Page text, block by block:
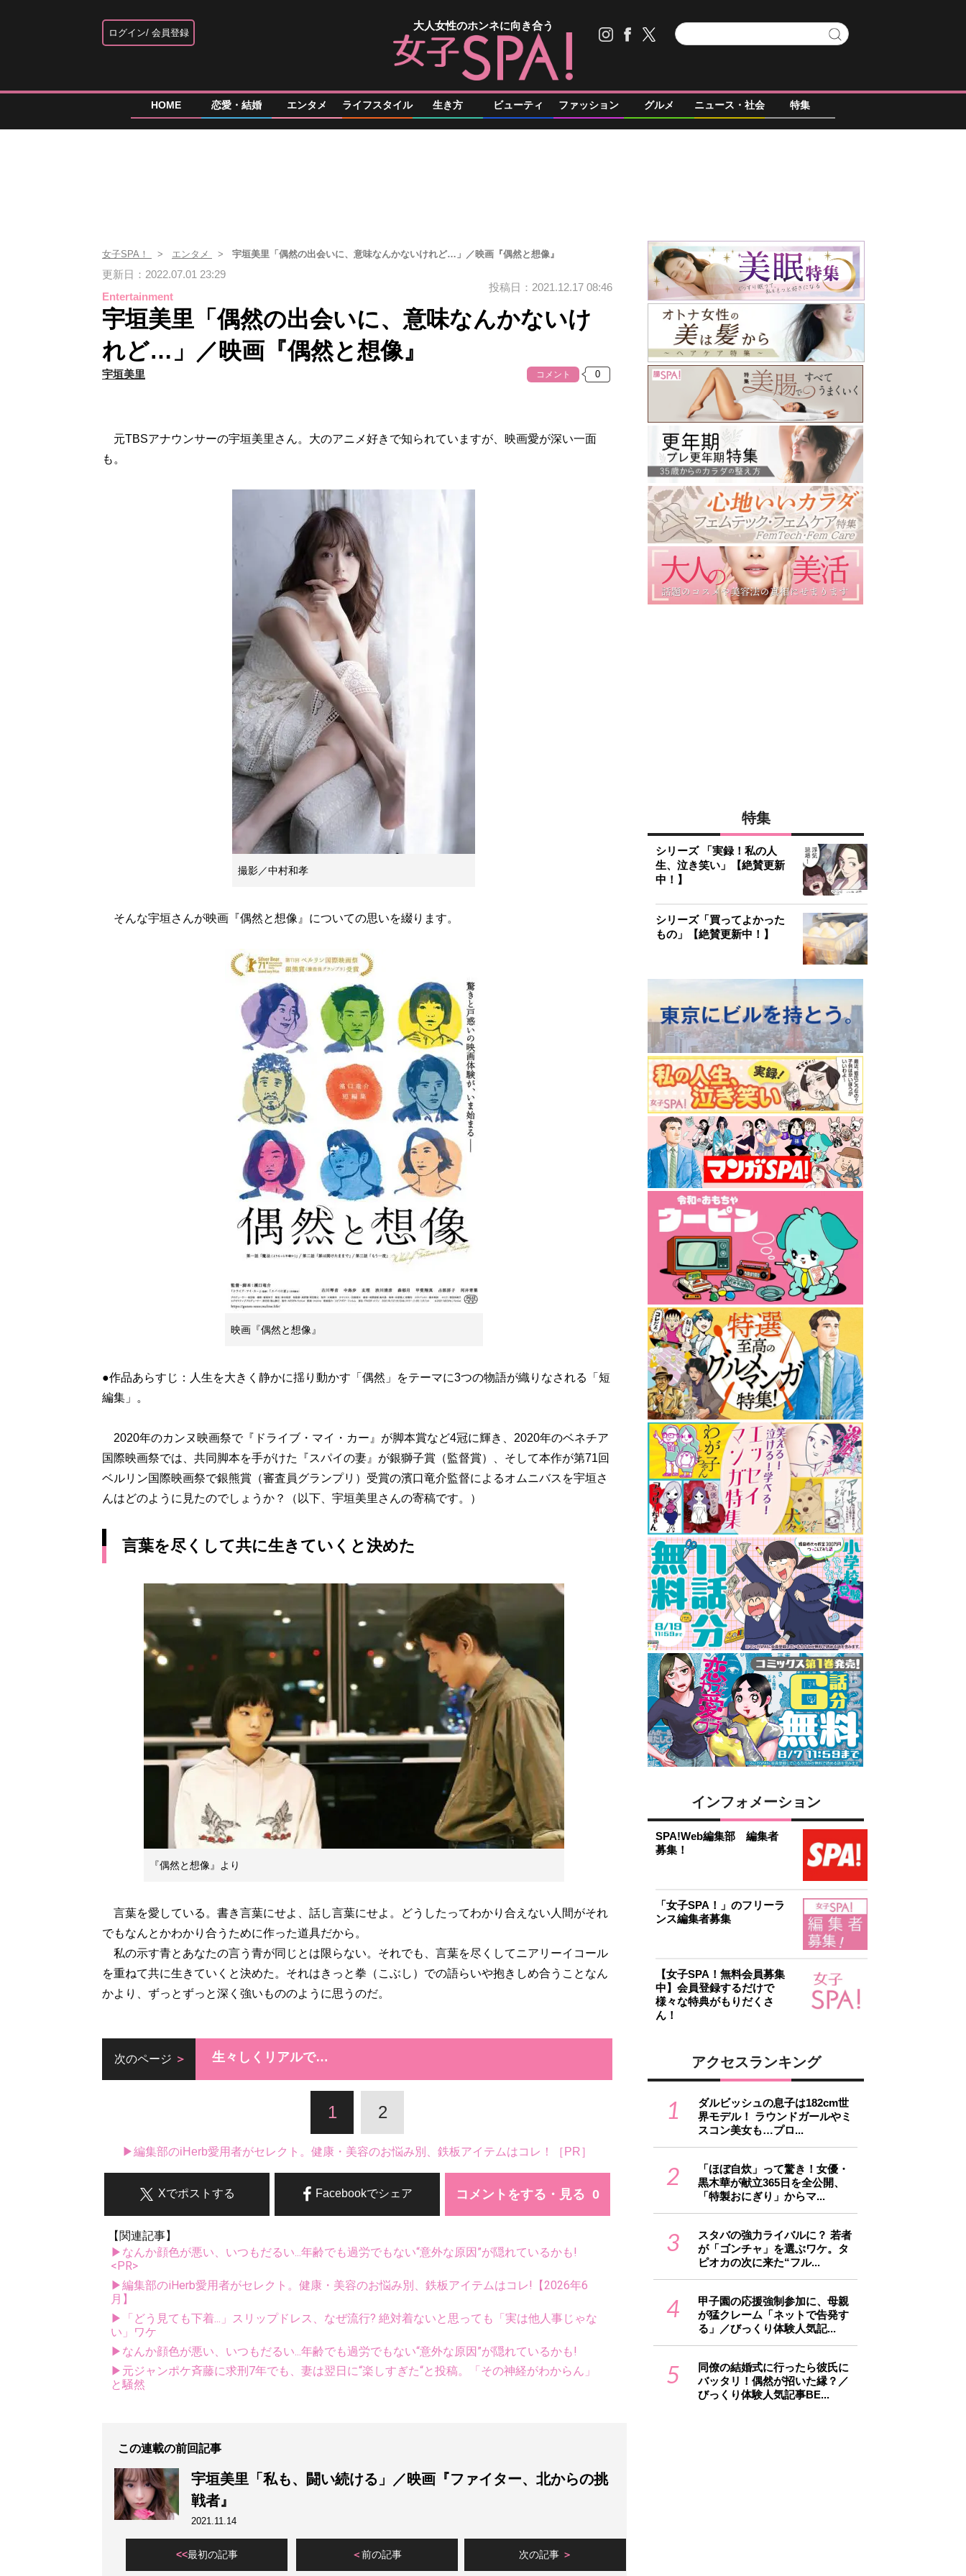
ログイン 会員登録
大人女性のホンネに向き合う
HOME 恋愛・結婚 エンタメ ライフスタイル 生き方 ビューティ ファッション グルメ ニュース・社会 特集
女子SPA！ エンタメ 宇垣美里「偶然の出会いに、意味なんかないけれど…」／映画『偶然と想像』
更新日：2022.07.01 23:29
Entertainment
投稿日：2021.12.17 08:46
宇垣美里「偶然の出会いに、意味なんかないけ
れど…」／映画『偶然と想像』
宇垣美里 コメント
元TBSアナウンサーの宇垣美里さん。大のアニメ好きで知られていますが、映画愛が深い一面
も。
撮影／中村和孝
そんな宇垣さんが映画『偶然と想像』についての思いを綴ります。
映画『偶然と想像』
●作品あらすじ：人生を大きく静かに揺り動かす「偶然」をテーマに3つの物語が織りなされる「短
編集」。
2020年のカンヌ映画祭で『ドライブ・マイ・カー』が脚本賞など4冠に輝き、2020年のベネチア
国際映画祭では、共同脚本を手がけた『スパイの妻』が銀獅子賞（監督賞）、そして本作が第71回
ベルリン国際映画祭で銀熊賞（審査員グランプリ）受賞の濱口竜介監督によるオムニバスを宇垣さ
んはどのように見たのでしょうか？（以下、宇垣美里さんの寄稿です。）
言葉を尽くして共に生きていくと決めた
『偶然と想像』より
言葉を愛している。書き言葉にせよ、話し言葉にせよ。どうしたってわかり合えない人間がそれ
でもなんとかわかり合うために作った道具だから。
私の示す青とあなたの言う青が同じとは限らない。それでも、言葉を尽くしてニアリーイコール
を重ねて共に生きていくと決めた。それはきっと拳（こぶし）での語らいや抱きしめ合うことなん
かより、ずっとずっと深く強いもののように思うのだ。
次のページ 生々しくリアルで…
1 2
▶編集部のiHerb愛用者がセレクト。健康・美容のお悩み別、鉄板アイテムはコレ！［PR］
コメントをする・見る
Facebookでシェア
Xでポストする
【関連記事】
▶なんか顔色が悪い、いつもだるい...年齢でも過労でもない“意外な原因”が隠れているかも!
<PR>
▶編集部のiHerb愛用者がセレクト。健康・美容のお悩み別、鉄板アイテムはコレ!【2026年6
月】
▶「どう見ても下着...」スリップドレス、なぜ流行? 絶対着ないと思っても「実は他人事じゃな
い」ワケ
▶なんか顔色が悪い、いつもだるい...年齢でも過労でもない“意外な原因”が隠れているかも!
▶元ジャンポケ斉藤に求刑7年でも、妻は翌日に“楽しすぎた“と投稿。「その神経がわからん」
と騒然
この連載の前回記事
宇垣美里「私も、闘い続ける」／映画『ファイター、北からの挑
戦者』
2021.11.14
最初の記事 前の記事 次の記事
特集
シリーズ 「実録！私の人
生、泣き笑い」【絶賛更新
中！】
シリーズ「買ってよかった
もの」【絶賛更新中！】
インフォメーション
SPA!Web編集部 編集者
募集！
「女子SPA！」のフリーラ
ンス編集者募集
【女子SPA！無料会員募集
中】会員登録するだけで
様々な特典がもりだくさ
ん！
アクセスランキング
1
ダルビッシュの息子は182cm世
界モデル！ ラウンドガールやミ
スコン美女も…プロ...
2
「ほぼ自炊」って驚き！女優・
黒木華が献立365日を全公開、
「特製おにぎり」からマ...
3
スタバの強力ライバルに？ 若者
が「ゴンチャ」を選ぶワケ。タ
ピオカの次に来た“フル...
4
甲子園の応援強制参加に、母親
が猛クレーム「ネットで告発す
る」／びっくり体験人気記...
5
同僚の結婚式に行ったら彼氏に
バッタリ！偶然が招いた縁？／
びっくり体験人気記事BE...